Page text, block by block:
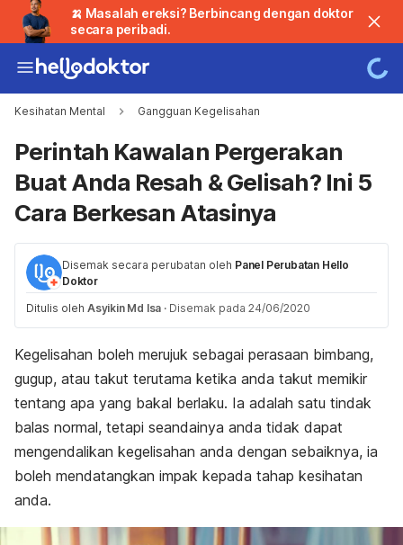
🍌 Masalah ereksi? Berbincang dengan doktor
secara peribadi.
Kesihatan Mental Gangguan Kegelisahan
Perintah Kawalan Pergerakan
Buat Anda Resah & Gelisah? Ini 5
Cara Berkesan Atasinya
Disemak secara perubatan oleh Panel Perubatan Hello
Doktor
Ditulis oleh Asyikin Md Isa · Disemak pada 24/06/2020
Kegelisahan boleh merujuk sebagai perasaan bimbang,
gugup, atau takut terutama ketika anda takut memikir
tentang apa yang bakal berlaku. Ia adalah satu tindak
balas normal, tetapi seandainya anda tidak dapat
mengendalikan kegelisahan anda dengan sebaiknya, ia
boleh mendatangkan impak kepada tahap kesihatan
anda.